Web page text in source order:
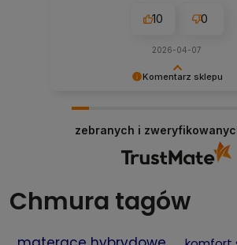
Komentarz sklepu
dostępność produktów oraz szybkie
naszego sklepu internetowego. To
ważne, aby zakupy materaca online
10 0
2026-04-07
zebranych i
Chmura tagów